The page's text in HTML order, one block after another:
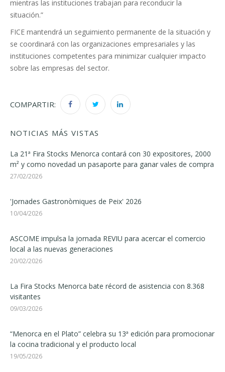
mientras las instituciones trabajan para reconducir la
situación.”
FICE mantendrá un seguimiento permanente de la situación y
se coordinará con las organizaciones empresariales y las
instituciones competentes para minimizar cualquier impacto
sobre las empresas del sector.
COMPARTIR:
NOTICIAS MÁS VISTAS
La 21ª Fira Stocks Menorca contará con 30 expositores, 2000
m² y como novedad un pasaporte para ganar vales de compra
27/02/2026
'Jornades Gastronòmiques de Peix' 2026
10/04/2026
ASCOME impulsa la jornada REVIU para acercar el comercio
local a las nuevas generaciones
20/02/2026
La Fira Stocks Menorca bate récord de asistencia con 8.368
visitantes
09/03/2026
“Menorca en el Plato” celebra su 13ª edición para promocionar
la cocina tradicional y el producto local
19/05/2026